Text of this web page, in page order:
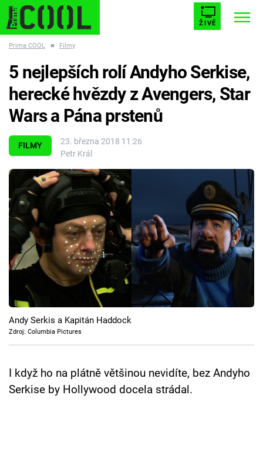
ŽIVĚ
ESCAPE PLNEJ KOTEL AVENGERS 5
Témata
Filmy
Seriály
Hry
Cool Esport
Pořady
TV Program
Přihlášení
Prima COOL ■ Filmy
FILMY
23. března 2018 11:26
Petr Král
5 nejlepších rolí Andyho Serkise,
herecké hvězdy z Avengers, Star
Wars a Pána prstenů
Andy Serkis a Kapitán Haddock
Zdroj: Columbia Pictures
I když ho na plátně většinou nevidíte, bez Andyho
Serkise by Hollywood docela strádal.